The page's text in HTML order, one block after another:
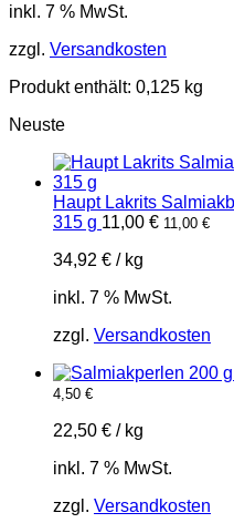
inkl. 7 % MwSt.
zzgl. Versandkosten
Produkt enthält: 0,125 kg
Neuste
Haupt Lakrits
315 g 11,00 € 11,00 €
34,92 € / kg
inkl. 7 % MwSt.
zzgl. Versandkosten
4,50 €
22,50 € / kg
inkl. 7 % MwSt.
zzgl. Versandkosten